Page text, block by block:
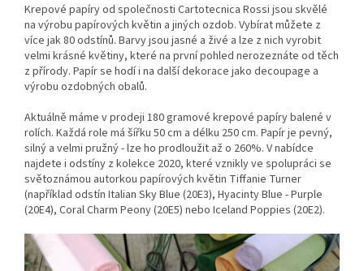
Krepové papíry od společnosti Cartotecnica Rossi jsou skvělé
na výrobu papírových květin a jiných ozdob. Vybírat můžete z
více jak 80 odstínů. Barvy jsou jasné a živé a lze z nich vyrobit
velmi krásné květiny, které na první pohled nerozeznáte od těch
z přírody. Papír se hodí i na další dekorace jako decoupage a
výrobu ozdobných obalů.
Aktuálně máme v prodeji 180 gramové krepové papíry balené v
rolích. Každá role má šířku 50 cm a délku 250 cm. Papír je pevný,
silný a velmi pružný - lze ho prodloužit až o 260%. V nabídce
najdete i odstíny z kolekce 2020, které vznikly ve spolupráci se
světoznámou autorkou papírových květin Tiffanie Turner
(například odstín Italian Sky Blue (20E3), Hyacinty Blue - Purple
(20E4), Coral Charm Peony (20E5) nebo Iceland Poppies (20E2).